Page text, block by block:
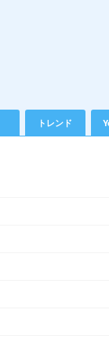
トレンド